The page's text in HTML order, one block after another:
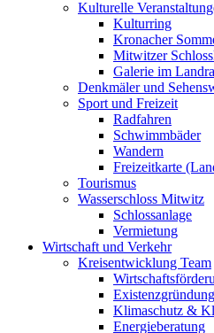
Kulturelle
Kulturring
Kronacher
Mitwitzer
Galerie im
Denkmäler und
Sport und Freizeit
Radfahren
Schwimmbäder
Wandern
Freizeitkarte
Tourismus
Wasserschloss Mitwitz
Schlossanlage
Vermietung
Wirtschaft und Verkehr
Kreisentwicklung Team
Existenzgründung
Klimaschutz &
Energieberatung